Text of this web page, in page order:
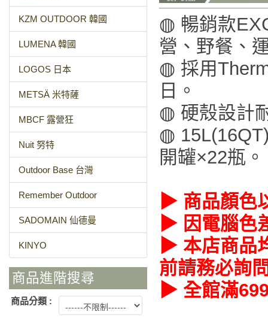
KZM OUTDOOR 韓國
LUMENA 韓國
LOGOS 日本
METSÄ 米特薩
MBCF 露營狂
Nuit 努特
Outdoor Base 台灣
Remember Outdoor
SADOMAIN 仙德曼
KINYO
商品進階搜尋
商品分類 :
◍ 暢銷款
營、野餐、
◍ 採用
日。
◍ 硬殼設計
◍
開罐×22瓶。
▶ 商品顏色
▶ 因電腦色
▶ 本店商品
前請務必詢
▶ 全館滿